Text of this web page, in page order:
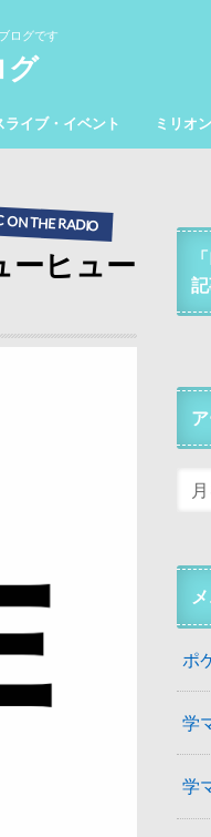
ログです
グ
ライブ・イベント ミリオ
ON THE RADIO
ーヒュー
ポ
学
学